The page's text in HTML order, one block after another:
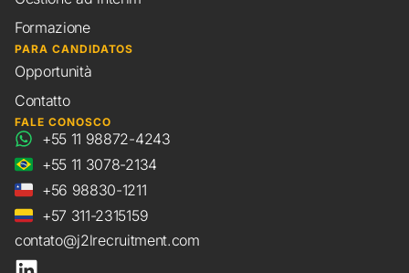
Formazione
PARA CANDIDATOS
Opportunità
Contatto
FALE CONOSCO
+55 11 98872-4243
+55 11 3078-2134
+56 98830-1211
+57 311-2315159
contato@j2lrecruitment.com